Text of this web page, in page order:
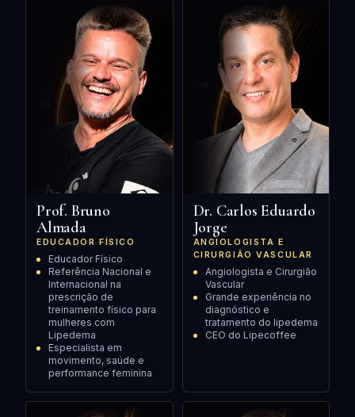
Prof. Bruno
Almada
EDUCADOR FÍSICO
Educador Físico
Referência Nacional e
Internacional na
prescrição de
treinamento físico para
mulheres com
Lipedema
Especialista em
movimento, saúde e
performance feminina
Dr. Carlos Eduardo
Jorge
ANGIOLOGISTA E
CIRURGIÃO VASCULAR
Angiologista e Cirurgião
Vascular
Grande experiência no
diagnóstico e
tratamento do lipedema
CEO do Lipecoffee